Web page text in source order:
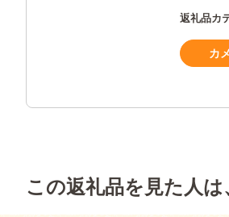
返礼品カ
カ
この返礼品を見た人